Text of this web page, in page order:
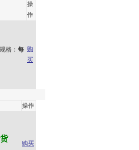
操
作
格： 每 购
买
操作
购买